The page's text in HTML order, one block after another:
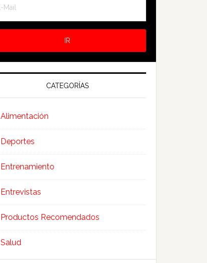
CATEGORÍAS
Alimentación
Deportes
Entrenamiento
Entrevistas
Productos Recomendados
Salud